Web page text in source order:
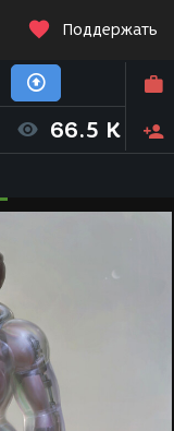
Поддержать
66.5 K